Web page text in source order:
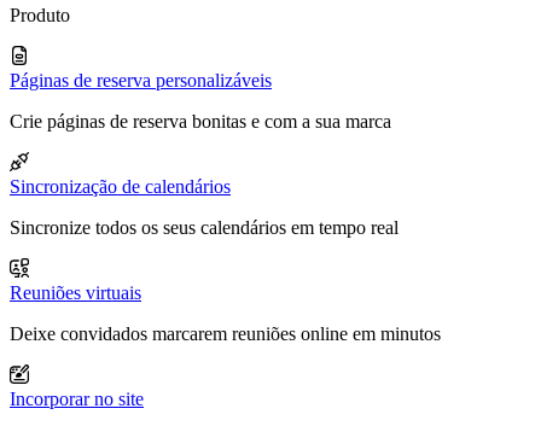
Produto
Páginas de reserva personalizáveis
Crie páginas de reserva bonitas e com a sua marca
Sincronização de calendários
Sincronize todos os seus calendários em tempo real
Reuniões virtuais
Deixe convidados marcarem reuniões online em minutos
Incorporar no site